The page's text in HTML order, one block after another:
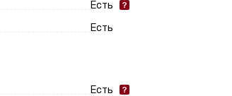
Есть
Есть
Есть